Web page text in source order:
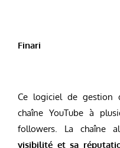
Finari
Ce logiciel de gestion
chaîne YouTube à
followers. La chaîne
visibilité et sa